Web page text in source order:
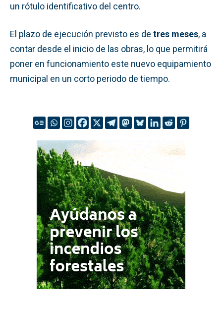
un rótulo identificativo del centro.
El plazo de ejecución previsto es de tres meses, a
contar desde el inicio de las obras, lo que permitirá
poner en funcionamiento este nuevo equipamiento
municipal en un corto periodo de tiempo.